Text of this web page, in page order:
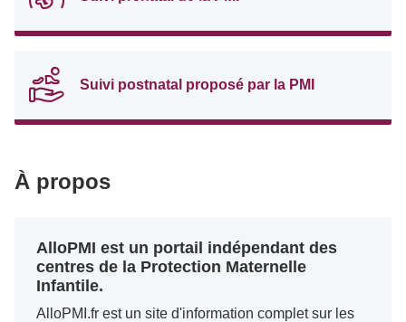
Suivi postnatal proposé par la PMI
À propos
AlloPMI est un portail indépendant des
centres de la Protection Maternelle
Infantile.
AlloPMI.fr est un site d'information complet sur les